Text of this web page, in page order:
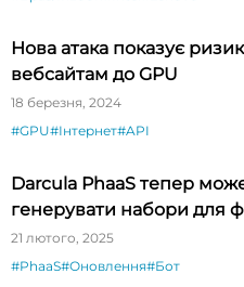
Нова атака показує
вебсайтам до GPU
18 березня, 2024
#GPU#Інтернет#API
Darcula PhaaS тепер
генерувати набори для
бренду
21 лютого, 2025
#PhaaS#Оновлення#Бот